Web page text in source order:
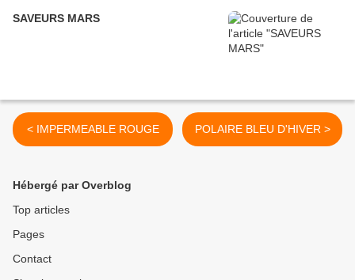
SAVEURS MARS
< IMPERMEABLE ROUGE POLAIRE BLEU D'HIVER >
Hébergé par Overblog
Top articles
Pages
Contact